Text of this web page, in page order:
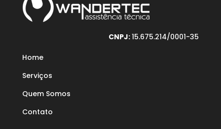
CNPJ:15.675.214/0001-35
Home
Serviços
Quem Somos
Contato